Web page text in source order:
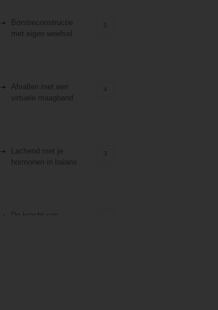
Borstreconstructie
met eigen weefsel
5
Afvallen met een
virtuele maagband
4
Lachend met je
hormonen in balans
3
De kracht van